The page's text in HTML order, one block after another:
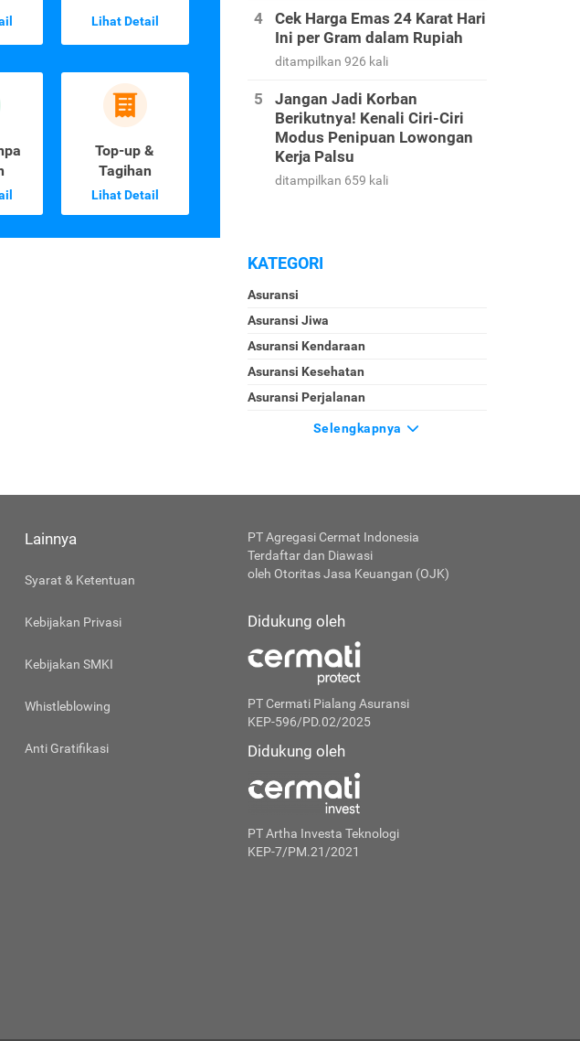
Lihat Detail
Top-up &
Tagihan
Lihat Detail
Cek Harga Emas 24 Karat Hari
Ini per Gram dalam Rupiah
ditampilkan 926 kali
Jangan Jadi Korban
Berikutnya! Kenali Ciri-Ciri
Modus Penipuan Lowongan
Kerja Palsu
ditampilkan 659 kali
KATEGORI
Asuransi
Asuransi Jiwa
Asuransi Kendaraan
Asuransi Kesehatan
Asuransi Perjalanan
Selengkapnya
Lainnya
Syarat & Ketentuan
Kebijakan Privasi
Kebijakan SMKI
Whistleblowing
Anti Gratifikasi
PT Agregasi Cermat Indonesia
Terdaftar dan Diawasi
oleh Otoritas Jasa Keuangan (OJK)
Didukung oleh
PT Cermati Pialang Asuransi
KEP-596/PD.02/2025
Didukung oleh
PT Artha Investa Teknologi
KEP-7/PM.21/2021